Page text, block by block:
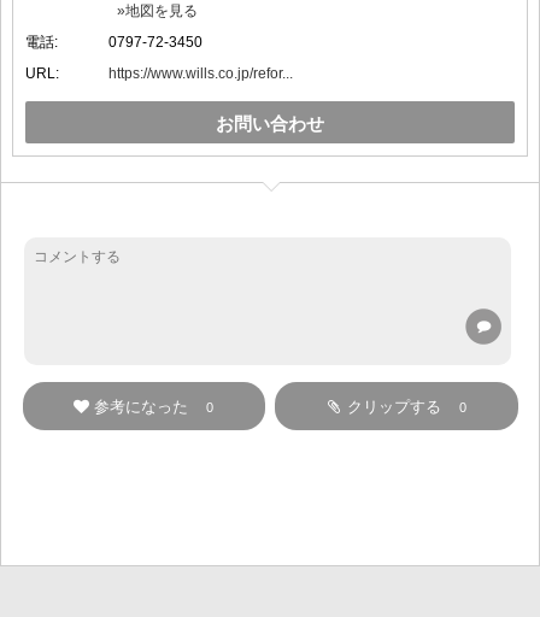
»地図を見る
電話:
0797-72-3450
URL:
https://www.wills.co.jp/refor...
お問い合わせ
クリップする 0
参考になった 0